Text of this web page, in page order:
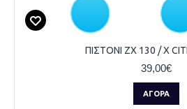
ΠΙΣΤΟΝΙ ZX 130 / X
39,00€
ΑΓΟΡΆ